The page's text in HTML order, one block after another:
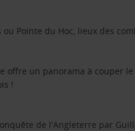
Pointe du Hoc, lieux des
offre un panorama à couper
!
de l'Angleterre par